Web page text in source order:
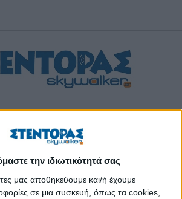
την ιδιωτικότητά σας
μας αποθηκεύουμε και/ή έχουμε
σε μια συσκευή, όπως τα cookies,
07/08/2026 05:27:30